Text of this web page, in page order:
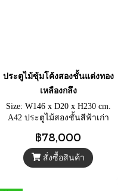
ประตูไม้ซุ้มโค้งสองชั้นแต่งทอง
เหลืองกลึง
Size: W146 x D20 x H230 cm.
A42 ประตูไม้สองชั้นสีฟ้าเก่า
สวยวินเทจ แกะลายอังกฤษโค
โลเนียล
฿78,000
สั่งซื้อสินค้า